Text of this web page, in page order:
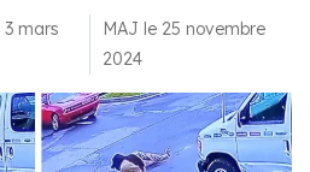
3 mars
MAJ le 25 novembre
2024